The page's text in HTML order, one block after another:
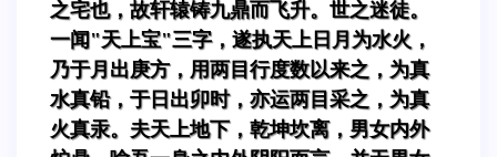
之宅也，故轩辕铸九鼎而飞升。世之迷徒。
一闻"天上宝"三字，遂执天上日月为水火，
乃于月出庚方，用两目行度数以来之，为真
水真铅，于日出卯时，亦运两目采之，为真
火真汞。夫天上地下，乾坤坎离，男女内外